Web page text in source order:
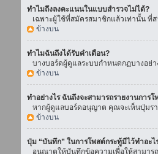
ทำไมถึงลงคะแนนในแบบสำรวจไม่ได้?
เฉพาะผู้ใช้ที่สมัครสมาชิกแล้วเท่านั้น ที่
ข้างบน
ทำไมฉันถึงได้รับคำเตือน?
บางบอร์ดผู้ดูแลระบบกำหนดกฏบางอย่
ข้างบน
ทำอย่างไร ฉันถึงจะสามารถรายงานการ
หากผู้ดูแลบอร์ดอนุญาต คุณจะเห็นปุ่มรา
ข้างบน
ปุ่ม “บันทึก” ในการโพสต์กระทู้มีไว้ทำอะไ
อนุณาตให้บันทึกข้อความเพื่อให้สามาร